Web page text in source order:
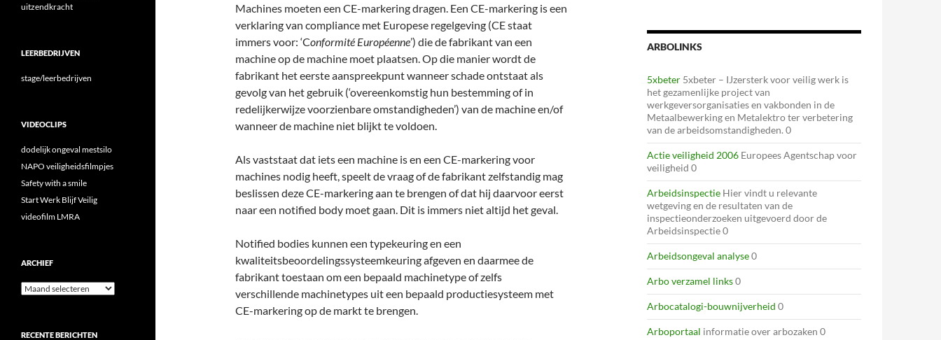
Machines moeten een CE-markering dragen. Een CE-markering is een
verklaring van compliance met Europese regelgeving (CE staat
immers voor: ‘Conformité Européenne’) die de fabrikant van een
machine op de machine moet plaatsen. Op die manier wordt de
fabrikant het eerste aanspreekpunt wanneer schade ontstaat als
gevolg van het gebruik (‘overeenkomstig hun bestemming of in
redelijkerwijze voorzienbare omstandigheden’) van de machine en/of
wanneer de machine niet blijkt te voldoen.
Als vaststaat dat iets een machine is en een CE-markering voor
machines nodig heeft, speelt de vraag of de fabrikant zelfstandig mag
beslissen deze CE-markering aan te brengen of dat hij daarvoor eerst
naar een notified body moet gaan. Dit is immers niet altijd het geval.
Notified bodies kunnen een typekeuring en een
kwaliteitsbeoordelingssysteemkeuring afgeven en daarmee de
fabrikant toestaan om een bepaald machinetype of zelfs
verschillende machinetypes uit een bepaald productiesysteem met
CE-markering op de markt te brengen.
ARBOLINKS
5xbeter 5xbeter – IJzersterk voor veilig werk is
het gezamenlijke project van
werkgeversorganisaties en vakbonden in de
Metaalbewerking en Metalektro ter verbetering
van de arbeidsomstandigheden. 0
Actie veiligheid 2006 Europees Agentschap voor
veiligheid 0
Arbeidsinspectie Hier vindt u relevante
wetgeving en de resultaten van de
inspectieonderzoeken uitgevoerd door de
Arbeidsinspectie 0
Arbeidsongeval analyse0
Arbo verzamel links0
Arbocatalogi-bouwnijverheid 0
Arboportaal informatie over arbozaken 0
uitzendkracht
LEERBEDRIJVEN
stage/leerbedrijven
VIDEOCLIPS
dodelijk ongeval mestsilo
NAPO veiligheidsfilmpjes
Safety with a smile
Start Werk Blijf Veilig
videofilm LMRA
ARCHIEF
Archief
RECENTE BERICHTEN